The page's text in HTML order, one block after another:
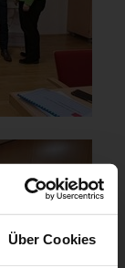
Über Cookies